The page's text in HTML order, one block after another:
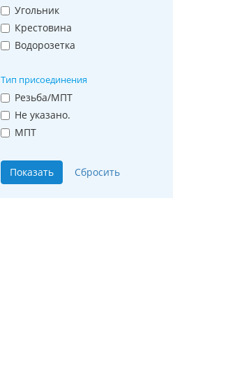
Угольник
Крестовина
Водорозетка
Тип присоединения
Резьба/МПТ
Не указано.
МПТ